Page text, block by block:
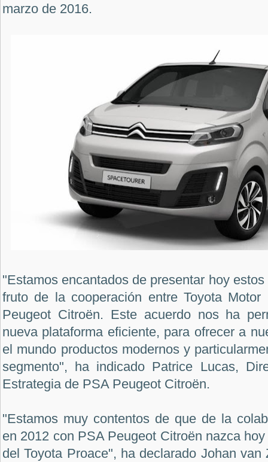
marzo de 2016.
"Estamos encantados de presentar hoy
fruto de la cooperación entre Toyota
Peugeot Citroën. Este acuerdo nos ha
nueva plataforma eficiente, para ofrecer a
el mundo productos modernos y
segmento", ha indicado Patrice Lucas,
Estrategia de PSA Peugeot Citroën.
"Estamos muy contentos de que de la
en 2012 con PSA Peugeot Citroën nazca
del Toyota Proace", ha declarado Johan